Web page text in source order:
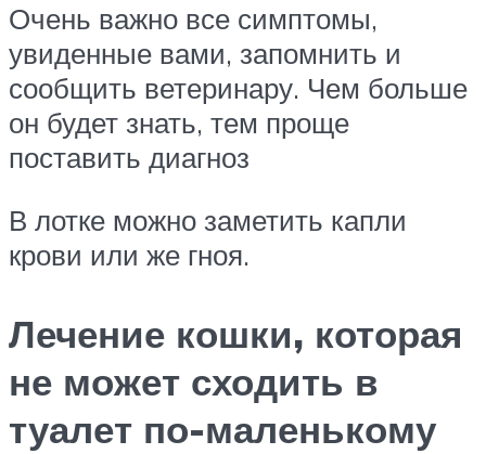
Очень важно все симптомы,
увиденные вами, запомнить и
сообщить ветеринару. Чем больше
он будет знать, тем проще
поставить диагноз
В лотке можно заметить капли
крови или же гноя.
Лечение кошки, которая
не может сходить в
туалет по-маленькому